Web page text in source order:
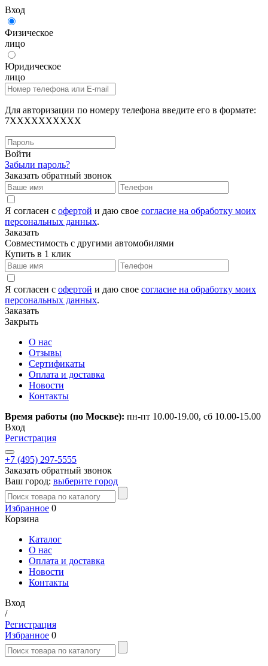
Вход
Физическое
лицо
Юридическое
лицо
Для авторизации по номеру телефона введите его в формате:
7XXXXXXXXXX
Войти
Забыли пароль?
Заказать обратный звонок
Я согласен с офертой и даю свое согласие на обработку моих
персональных данных.
Заказать
Совместимость с другими автомобилями
Купить в 1 клик
Я согласен с офертой и даю свое согласие на обработку моих
персональных данных.
Заказать
Закрыть
О нас
Отзывы
Сертификаты
Оплата и доставка
Новости
Контакты
Время работы (по Москве): пн-пт 10.00-19.00, сб 10.00-15.00
Вход
Регистрация
+7 (495) 297-5555
Заказать обратный звонок
Ваш город: выберите город
Избранное 0
Корзина
Каталог
О нас
Оплата и доставка
Новости
Контакты
Вход
/
Регистрация
Избранное 0